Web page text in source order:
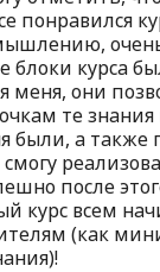
понравился
блоки курса
меня, они
те
были, а также
после
курс всем
(как